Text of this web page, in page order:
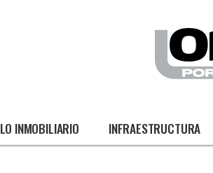
INMOBILIARIO INFRAESTRUCTURA